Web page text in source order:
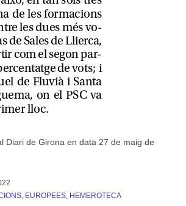
Diari de Girona en data 27 de maig de
, EUROPEES, HEMEROTECA